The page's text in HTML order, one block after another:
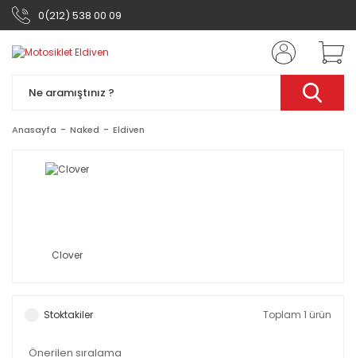
0(212) 538 00 09
Anasayfa Naked Eldiven
Clover
Stoktakiler Toplam 1 ürün